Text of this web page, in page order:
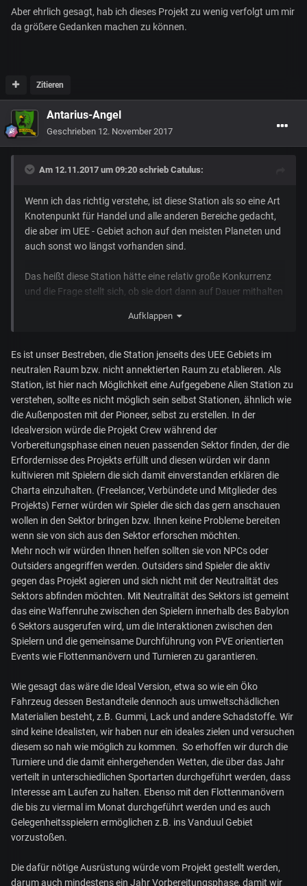
Aber ehrlich gesagt, hab ich dieses Projekt zu wenig verfolgt um mir
da größere Gedanken machen zu können.
Zitieren
Antarius-Angel
Geschrieben 12. November 2017
Am 12.11.2017 um 09:20 schrieb Catulus:
Wenn ich das richtig verstehe, ist diese Station als so eine Art
Knotenpunkt für Handel und alle anderen Bereiche gedacht,
die aber im UEE - Gebiet achon auf den meisten Planeten und
auch sonst wo längst vorhanden sind.
Das heißt diese Station hätte eine relativ große Konkurrenz
und die Frage stellt sich, ob sie dort dann auf Dauer mithalten
Anfangs bestimmt schon, bis eben die Neugierde der Spieler
Mit einem Standort ausserhalb des UEE- Raums könnte man
diesem Problem eventuell aus dem Weg gehen.
Stellt sich dann aber die Frage, ob in diesem Bereich dann
überhaupt genügend Spieler unterwegs sind, die diese
Angebote nützen.
Aber ehrlich gesagt, hab ich dieses Projekt zu wenig
verfolgt um mir da größere Gedanken machen zu können.
Aufklappen
Es ist unser Bestreben, die Station jenseits des UEE Gebiets im
neutralen Raum bzw. nicht annektierten Raum zu etablieren. Als
Station, ist hier nach Möglichkeit eine Aufgegebene Alien Station zu
verstehen, sollte es nicht möglich sein selbst Stationen, ähnlich wie
die Außenposten mit der Pioneer, selbst zu erstellen. In der
Idealversion würde die Projekt Crew während der
Vorbereitungsphase einen neuen passenden Sektor finden, der die
Erfordernisse des Projekts erfüllt und diesen würden wir dann
kultivieren mit Spielern die sich damit einverstanden erklären die
Charta einzuhalten. (Freelancer, Verbündete und Mitglieder des
Projekts) Ferner würden wir Spieler die sich das gern anschauen
wollen in den Sektor bringen bzw. Ihnen keine Probleme bereiten
wenn sie von sich aus den Sektor erforschen möchten.
Mehr noch wir würden Ihnen helfen sollten sie von NPCs oder
Outsiders angegriffen werden. Outsiders sind Spieler die aktiv
gegen das Projekt agieren und sich nicht mit der Neutralität des
Sektors abfinden möchten. Mit Neutralität des Sektors ist gemeint
das eine Waffenruhe zwischen den Spielern innerhalb des Babylon
6 Sektors ausgerufen wird, um die Interaktionen zwischen den
Spielern und die gemeinsame Durchführung von PVE orientierten
Events wie Flottenmanövern und Turnieren zu garantieren.
Wie gesagt das wäre die Ideal Version, etwa so wie ein Öko
Fahrzeug dessen Bestandteile dennoch aus umweltschädlichen
Materialien besteht, z.B. Gummi, Lack und andere Schadstoffe. Wir
sind keine Idealisten, wir haben nur ein ideales zielen und versuchen
diesem so nah wie möglich zu kommen. So erhoffen wir durch die
Turniere und die damit einhergehenden Wetten, die über das Jahr
verteilt in unterschiedlichen Sportarten durchgeführt werden, dass
Interesse am Laufen zu halten. Ebenso mit den Flottenmanövern
die bis zu viermal im Monat durchgeführt werden und es auch
Gelegenheitsspielern ermöglichen z.B. ins Vanduul Gebiet
vorzustoßen.
Die dafür nötige Ausrüstung würde vom Projekt gestellt werden,
darum auch mindestens ein Jahr Vorbereitungsphase, damit wir